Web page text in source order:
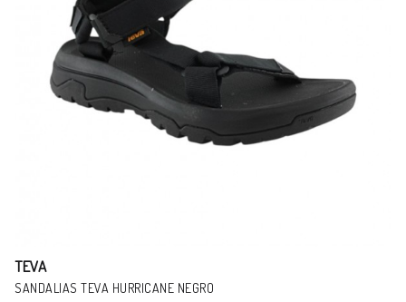
TEVA
SANDALIAS TEVA ORIGINAL UNIVERSAL VERDE